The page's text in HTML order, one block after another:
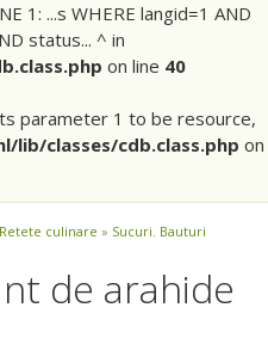
1: ...s WHERE langid=1 AND
status... ^ in
on line 40
parameter 1 to be resource,
lib/classes/cdb.class.php on
Retete culinare » Sucuri. Bauturi
de arahide